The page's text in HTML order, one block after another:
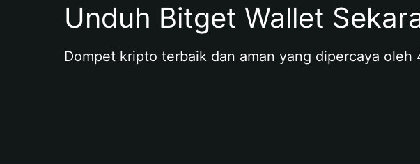
Unduh Bitget Wallet
Dompet kripto terbaik dan aman yang dipercaya oleh